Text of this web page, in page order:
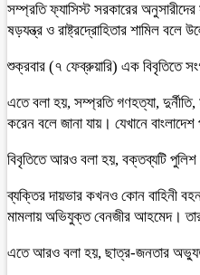
সম্প্রতি ফ্যাসিস্ট সরকারের
ষড়যন্ত্র ও রাষ্ট্রদ্রোহিতার শামিল বলে
শুক্রবার (৭ ফেব্রুয়ারি) এক বিবৃতিতে
এতে বলা হয়, সম্প্রতি গণহত্যা,
করেন বলে জানা যায়। যেখানে
বিবৃতিতে আরও বলা হয়, বক্তব্যটি পুলিশ
ব্যক্তির দায়ভার কখনও কোন বাহিনী
মামলায় অভিযুক্ত বেনজীর আহমেদ। তার
এতে আরও বলা হয়, ছাত্র-জনতার